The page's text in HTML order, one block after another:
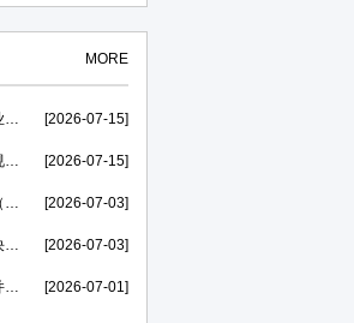
MORE
[2026-07-15]
[2026-07-15]
[2026-07-03]
[2026-07-03]
[2026-07-01]